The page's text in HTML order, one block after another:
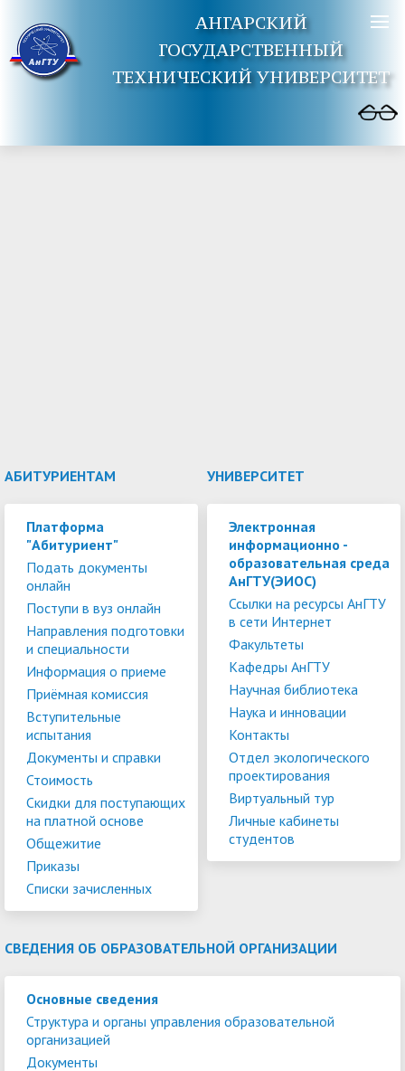
АНГАРСКИЙ
ГОСУДАРСТВЕННЫЙ
ТЕХНИЧЕСКИЙ УНИВЕРСИТЕТ
АБИТУРИЕНТАМ
Платформа
"Абитуриент"
Подать документы
онлайн
Поступи в вуз онлайн
Направления подготовки
и специальности
Информация о приеме
Приёмная комиссия
Вступительные
испытания
Документы и справки
Стоимость
Скидки для поступающих
на платной основе
Общежитие
Приказы
Списки зачисленных
УНИВЕРСИТЕТ
Электронная
информационно -
образовательная среда
АнГТУ(ЭИОС)
Ссылки на ресурсы АнГТУ
в сети Интернет
Факультеты
Кафедры АнГТУ
Научная библиотека
Наука и инновации
Контакты
Отдел экологического
проектирования
Виртуальный тур
Личные кабинеты
студентов
СВЕДЕНИЯ ОБ ОБРАЗОВАТЕЛЬНОЙ ОРГАНИЗАЦИИ
Основные сведения
Структура и органы управления образовательной
организацией
Документы